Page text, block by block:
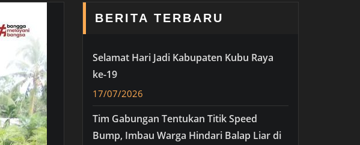
BERITA TERBARU
Selamat Hari Jadi Kabupaten Kubu Raya
ke-19
17/07/2026
Tim Gabungan Tentukan Titik Speed
Bump, Imbau Warga Hindari Balap Liar di